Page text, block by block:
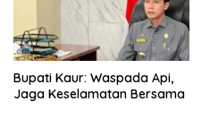
Bupati Kaur: Waspada Api,
Jaga Keselamatan Bersama